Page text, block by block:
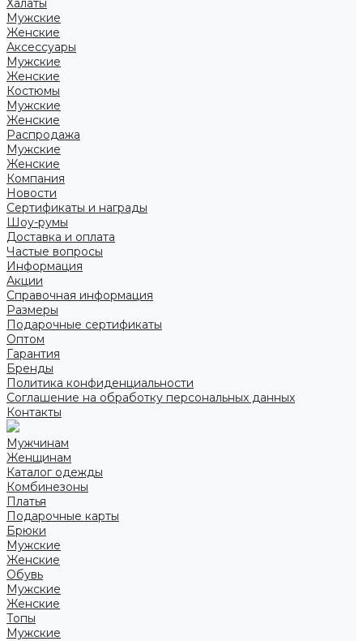
Халаты
Мужские
Женские
Аксессуары
Мужские
Женские
Костюмы
Мужские
Женские
Распродажа
Мужские
Женские
Компания
Новости
Сертификаты и награды
Шоу-румы
Доставка и оплата
Частые вопросы
Информация
Акции
Справочная информация
Размеры
Подарочные сертификаты
Оптом
Гарантия
Бренды
Политика конфиденциальности
Соглашение на обработку персональных данных
Контакты
Мужчинам
Женщинам
Каталог одежды
Комбинезоны
Платья
Подарочные карты
Брюки
Мужские
Женские
Обувь
Мужские
Женские
Топы
Мужские